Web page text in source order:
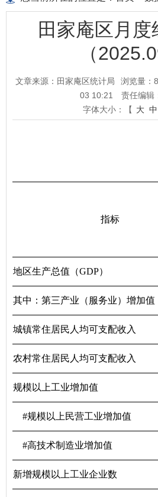
田家庵区月度
（
文章来源：田家庵区统计局 浏览量：
03 10:21
责任编辑
字体大小：【 大 中
指标
地区生产总值（GDP）
其中：第三产业（服务业）增加值
城镇常住居民人均可支配收入
农村常住居民人均可支配收入
规模以上工业增加值
#规模以上民营工业增加值
#高技术制造业增加值
新增规模以上工业企业数